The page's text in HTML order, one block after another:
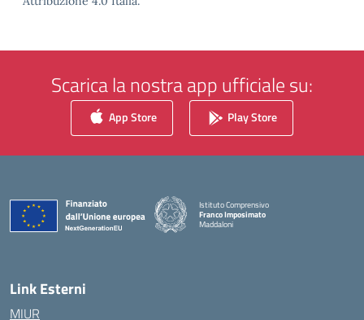
Scarica la nostra app ufficiale su:
App Store Play Store
Istituto Comprensivo
Franco Imposimato
Maddaloni
Link Esterni
MIUR